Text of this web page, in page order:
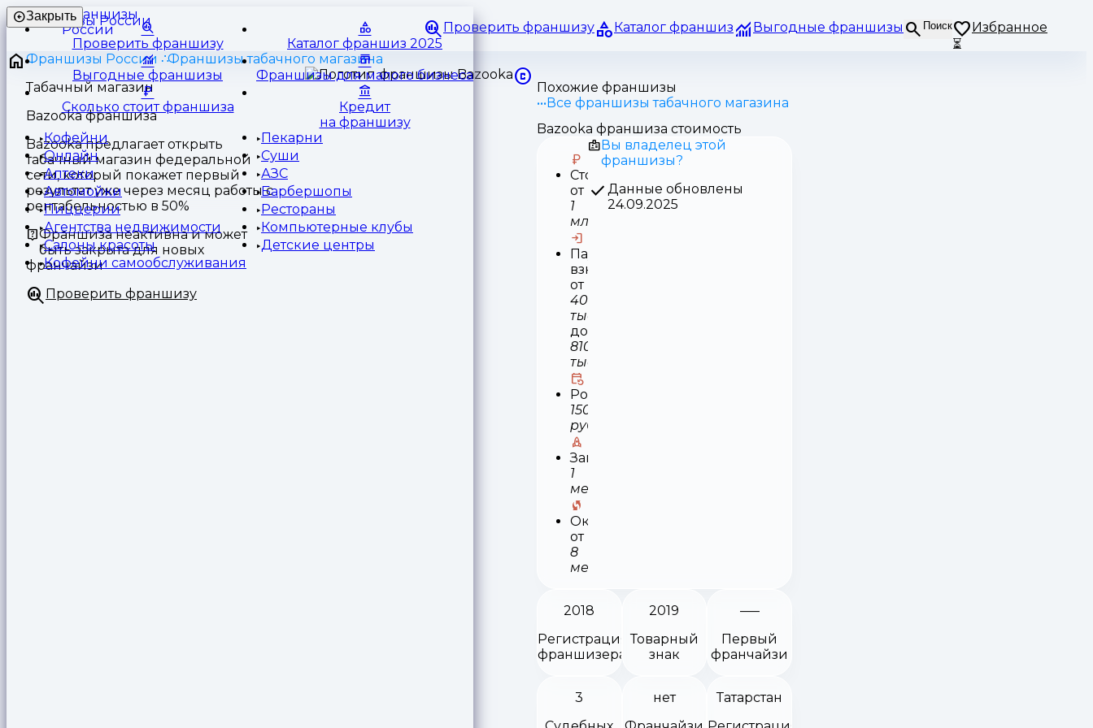
Франшизы
России
Проверить франшизу Каталог франшиз Выгодные франшизы Поиск
Избранное
⏳
Закрыть
Проверить франшизу Каталог франшиз 2025
Выгодные франшизы Франшизы для малого бизнеса
Сколько стоит франшиза
Кредит
на франшизу
Кофейни
Пекарни
Онлайн
Суши
Аптеки
АЗС
Автомойки
Барбершопы
Пиццерии
Рестораны
Агентства недвижимости
Компьютерные клубы
Салоны красоты
Детские центры
Кофейни самообслуживания
Франшизы России
Франшизы табачного магазина
Табачный магазин
Bazooka франшиза
Bazooka предлагает открыть
табачный магазин федеральной
сети, который покажет первый
результат уже через месяц работы с
рентабельностью в 50%
Франшиза неактивна и может
быть закрыта для новых
франчайзи
Проверить франшизу
Похожие франшизы
Все франшизы табачного магазина
Bazooka франшиза стоимость
Стоимость
от
1
млн
Паушальный
взнос
от
400
тыс
до
810
тыс
Роялти
15000
руб.
Запуск
1
месяц
Окупаемость
от
8
месяцев
Вы владелец этой
франшизы?
Данные обновлены
24.09.2025
2018
Регистрация
франшизера
2019
Товарный
знак
Первый
франчайзи
3
нет
Татарстан